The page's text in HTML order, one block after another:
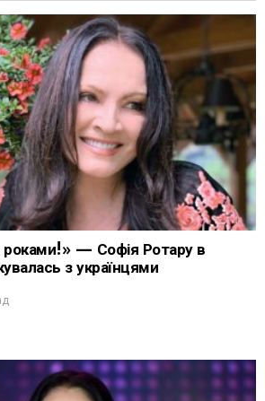
роками!» — Софія Ротару в
з українцями